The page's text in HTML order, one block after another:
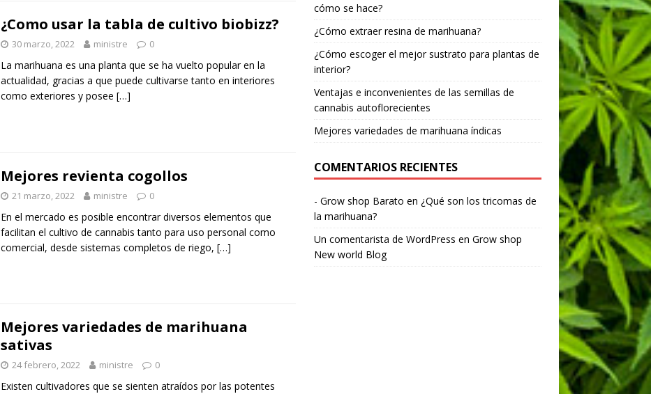
¿Como usar la tabla de cultivo biobizz?
30 marzo, 2022 ministre 0
La marihuana es una planta que se ha vuelto popular en la
actualidad, gracias a que puede cultivarse tanto en interiores
como exteriores y posee […]
Mejores revienta cogollos
21 marzo, 2022 ministre 0
En el mercado es posible encontrar diversos elementos que
facilitan el cultivo de cannabis tanto para uso personal como
comercial, desde sistemas completos de riego, […]
Mejores variedades de marihuana
sativas
24 febrero, 2022 ministre 0
Existen cultivadores que se sienten atraídos por las potentes
cómo se hace?
¿Cómo extraer resina de marihuana?
¿Cómo escoger el mejor sustrato para plantas de
interior?
Ventajas e inconvenientes de las semillas de
cannabis autoflorecientes
Mejores variedades de marihuana índicas
COMENTARIOS RECIENTES
- Grow shop Barato en ¿Qué son los tricomas de
la marihuana?
Un comentarista de WordPress en Grow shop
New world Blog